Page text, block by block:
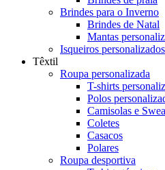
Brindes para o Inverno
Brindes de Natal
Mantas
Isqueiros personalizados
Têxtil
Roupa personalizada
T-shirts
Polos
Camisolas e
Coletes
Casacos
Polares
Roupa desportiva